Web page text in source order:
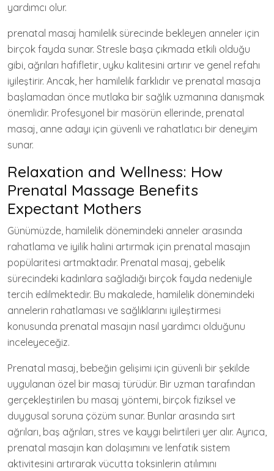
yardımcı olur.
prenatal masaj hamilelik sürecinde bekleyen anneler için
birçok fayda sunar. Stresle başa çıkmada etkili olduğu
gibi, ağrıları hafifletir, uyku kalitesini artırır ve genel refahı
iyileştirir. Ancak, her hamilelik farklıdır ve prenatal masaja
başlamadan önce mutlaka bir sağlık uzmanına danışmak
önemlidir. Profesyonel bir masörün ellerinde, prenatal
masaj, anne adayı için güvenli ve rahatlatıcı bir deneyim
sunar.
Relaxation and Wellness: How
Prenatal Massage Benefits
Expectant Mothers
Günümüzde, hamilelik dönemindeki anneler arasında
rahatlama ve iyilik halini artırmak için prenatal masajın
popülaritesi artmaktadır. Prenatal masaj, gebelik
sürecindeki kadınlara sağladığı birçok fayda nedeniyle
tercih edilmektedir. Bu makalede, hamilelik dönemindeki
annelerin rahatlaması ve sağlıklarını iyileştirmesi
konusunda prenatal masajın nasıl yardımcı olduğunu
inceleyeceğiz.
Prenatal masaj, bebeğin gelişimi için güvenli bir şekilde
uygulanan özel bir masaj türüdür. Bir uzman tarafından
gerçekleştirilen bu masaj yöntemi, birçok fiziksel ve
duygusal soruna çözüm sunar. Bunlar arasında sırt
ağrıları, baş ağrıları, stres ve kaygı belirtileri yer alır. Ayrıca,
prenatal masajın kan dolaşımını ve lenfatik sistem
aktivitesini artırarak vücutta toksinlerin atılımını